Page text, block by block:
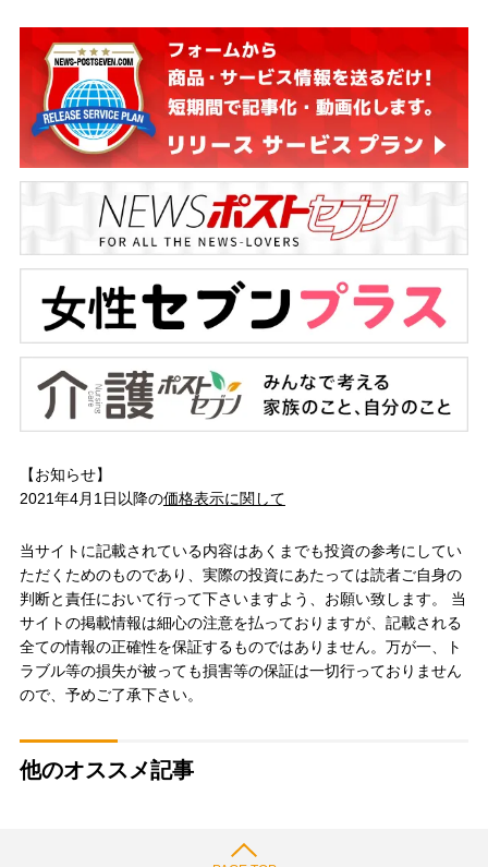
【お知らせ】
2021年4月1日以降の価格表示に関して
当サイトに記載されている内容はあくまでも投資の参考にしてい
ただくためのものであり、実際の投資にあたっては読者ご自身の
判断と責任において行って下さいますよう、お願い致します。 当
サイトの掲載情報は細心の注意を払っておりますが、記載される
全ての情報の正確性を保証するものではありません。万が一、ト
ラブル等の損失が被っても損害等の保証は一切行っておりません
ので、予めご了承下さい。
他のオススメ記事